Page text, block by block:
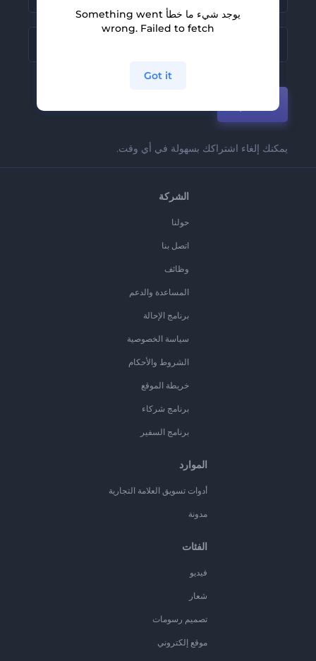
يمكنك إلغاء اشتراكك بسهولة في أي وقت.
الشركة
حولنا
اتصل بنا
وظائف
المساعدة والدعم
برنامج الإحالة
سياسة الخصوصية
الشروط والأحكام
خريطة الموقع
برنامج شركاء
برنامج السفير
الموارد
أدوات تسويق العلامة التجارية
مدونة
الفئات
فيديو
شعار
تصميم رسومات
موقع إلكتروني
يوجد شيء ما خطأ Something went
wrong. Failed to fetch
Got it